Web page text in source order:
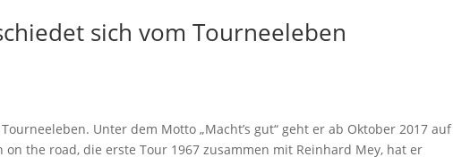
sich vom Tourneeleben
Unter dem Motto „Macht’s gut“ geht er ab Oktober 2017 auf
on the road, die erste Tour 1967 zusammen mit Reinhard Mey, hat er